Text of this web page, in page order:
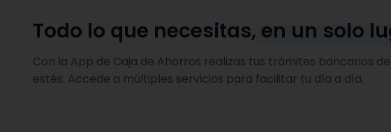
Todo lo que necesitas, en un solo
Con la App de Caja de Ahorros realizas tus trámites bancarios
estés. Accede a múltiples servicios para facilitar tu día a día.